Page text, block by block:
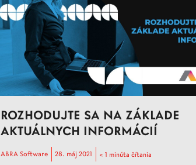
ROZHODUJTE SA NA ZÁKLADE
AKTUÁLNYCH INFORMÁCIÍ
ABRA Software 28. máj 2021 < 1 minúta čítania